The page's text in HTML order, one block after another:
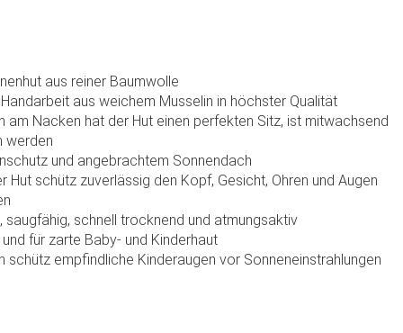
aus reiner Baumwolle
aus weichem Musselin in höchster Qualität
am Nacken hat der Hut einen perfekten Sitz, ist mitwachsend
werden
und angebrachtem Sonnendach
Hut schütz zuverlässig den Kopf, Gesicht, Ohren und Augen
saugfähig, schnell trocknend und atmungsaktiv
für zarte Baby- und Kinderhaut
schütz empfindliche Kinderaugen vor Sonneneinstrahlungen